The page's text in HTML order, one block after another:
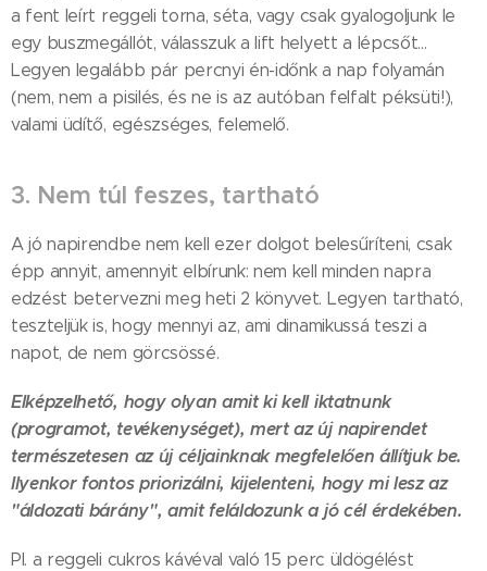
a fent leírt reggeli torna, séta, vagy csak gyalogoljunk le
egy buszmegállót, válasszuk a lift helyett a lépcsőt...
Legyen legalább pár percnyi én-időnk a nap folyamán
(nem, nem a pisilés, és ne is az autóban felfalt péksüti!),
valami üdítő, egészséges, felemelő.
3. Nem túl feszes, tartható
A jó napirendbe nem kell ezer dolgot belesűríteni, csak
épp annyit, amennyit elbírunk: nem kell minden napra
edzést betervezni meg heti 2 könyvet. Legyen tartható,
teszteljük is, hogy mennyi az, ami dinamikussá teszi a
napot, de nem görcsössé.
Elképzelhető, hogy olyan amit ki kell iktatnunk
(programot, tevékenységet), mert az új napirendet
természetesen az új céljainknak megfelelően állítjuk be.
Ilyenkor fontos priorizálni, kijelenteni, hogy mi lesz az
"áldozati bárány", amit feláldozunk a jó cél érdekében.
Pl. a reggeli cukros kávéval való 15 perc üldögélést